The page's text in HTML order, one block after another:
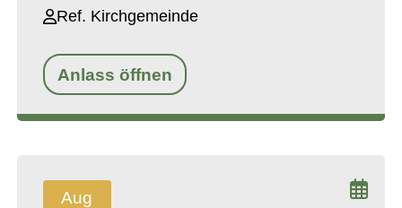
Ref. Kirchgemeinde
Anlass öffnen
Aug